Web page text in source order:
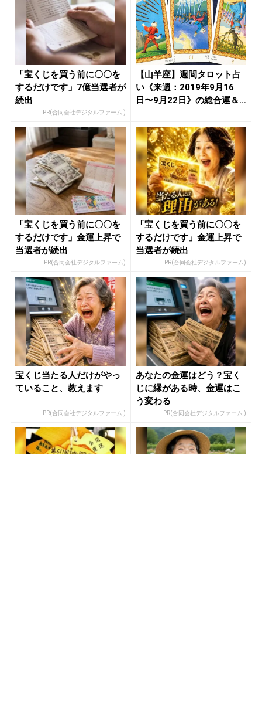
「宝くじを買う前に〇〇を
するだけです」7億当選者が
続出
PR(合同会社デジタルファーム )
【山羊座】週間タロット占
い《来週：2019年9月16
日〜9月22日》の総合運＆
「宝くじを買う前に〇〇を
するだけです」金運上昇で
当選者が続出
PR(合同会社デジタルファーム)
「宝くじを買う前に〇〇を
するだけです」金運上昇で
当選者が続出
PR(合同会社デジタルファーム)
宝くじ当たる人だけがやっ
ていること、教えます
PR(合同会社デジタルファーム )
あなたの金運はどう？宝く
じに縁がある時、金運はこ
う変わる
PR(合同会社デジタルファーム )